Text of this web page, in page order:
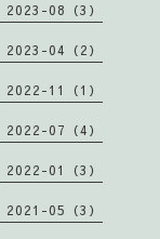
2023-08（3）
2023-04（2）
2022-11（1）
2022-07（4）
2022-01（3）
2021-05（3）